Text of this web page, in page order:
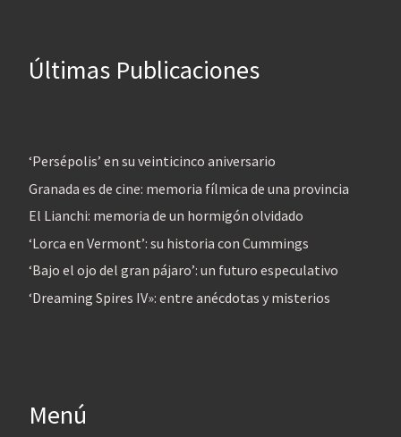
Últimas Publicaciones
‘Persépolis’ en su veinticinco aniversario
Granada es de cine: memoria fílmica de una provincia
El Lianchi: memoria de un hormigón olvidado
‘Lorca en Vermont’: su historia con Cummings
‘Bajo el ojo del gran pájaro’: un futuro especulativo
‘Dreaming Spires IV»: entre anécdotas y misterios
Menú